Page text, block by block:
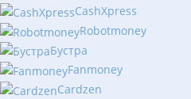
CashXpress
Robotmoney
Бустра
Fanmoney
Cardzen